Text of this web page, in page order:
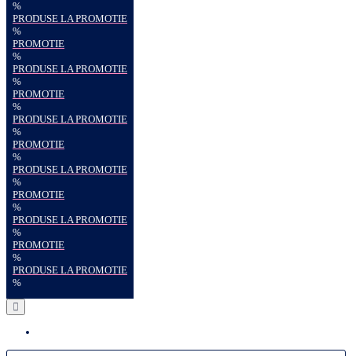
%
PRODUSE LA PROMOTIE
%
PROMOTIE
%
PRODUSE LA PROMOTIE
%
PROMOTIE
%
PRODUSE LA PROMOTIE
%
PROMOTIE
%
PRODUSE LA PROMOTIE
%
PROMOTIE
%
PRODUSE LA PROMOTIE
%
PROMOTIE
%
PRODUSE LA PROMOTIE
%